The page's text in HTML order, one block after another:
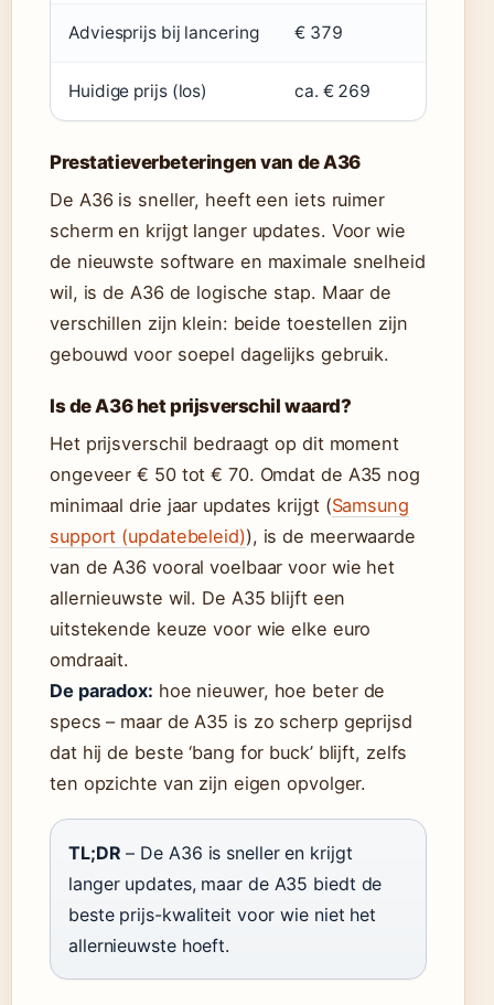
Adviesprijs bij lancering € 379
Huidige prijs (los) ca. € 269
Prestatieverbeteringen van de A36
De A36 is sneller, heeft een iets ruimer
scherm en krijgt langer updates. Voor wie
de nieuwste software en maximale snelheid
wil, is de A36 de logische stap. Maar de
verschillen zijn klein: beide toestellen zijn
gebouwd voor soepel dagelijks gebruik.
Is de A36 het prijsverschil waard?
Het prijsverschil bedraagt op dit moment
ongeveer € 50 tot € 70. Omdat de A35 nog
minimaal drie jaar updates krijgt (Samsung
support (updatebeleid)), is de meerwaarde
van de A36 vooral voelbaar voor wie het
allernieuwste wil. De A35 blijft een
uitstekende keuze voor wie elke euro
omdraait.
De paradox: hoe nieuwer, hoe beter de
specs – maar de A35 is zo scherp geprijsd
dat hij de beste ‘bang for buck’ blijft, zelfs
ten opzichte van zijn eigen opvolger.
TL;DR – De A36 is sneller en krijgt
langer updates, maar de A35 biedt de
beste prijs-kwaliteit voor wie niet het
allernieuwste hoeft.